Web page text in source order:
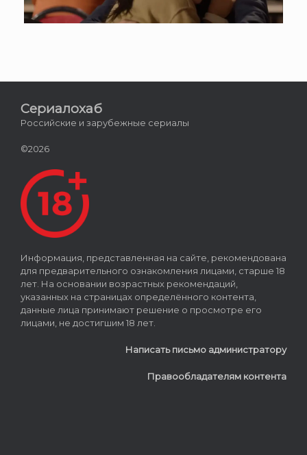
Сериалохаб
Российские и зарубежные сериалы
©2026
Информация, представленная на сайте, рекомендована
для предварительного ознакомления лицами, старше 18
лет. На основании возрастных рекомендаций,
указанных на страницах определённого контента,
данные лица принимают решение о просмотре его
лицами, не достигшим 18 лет.
Написать письмо администратору
Правообладателям контента